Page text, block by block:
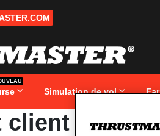
Simulation de vol
client